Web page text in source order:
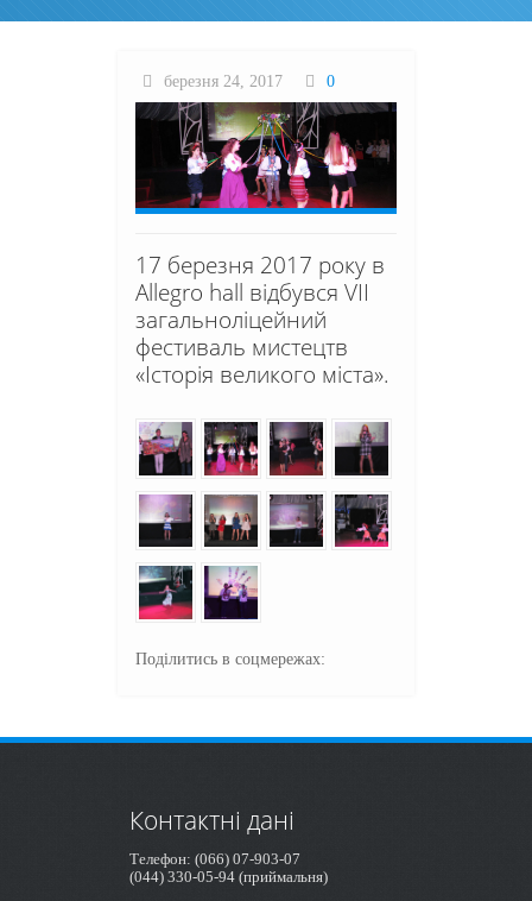
березня 24, 2017 0
17 березня 2017 року в
Allegro hall відбувся VII
загальноліцейний
фестиваль мистецтв
«Історія великого міста».
Поділитись в соцмережах:
Контактні дані
Телефон: (066) 07-903-07
(044) 330-05-94 (приймальня)